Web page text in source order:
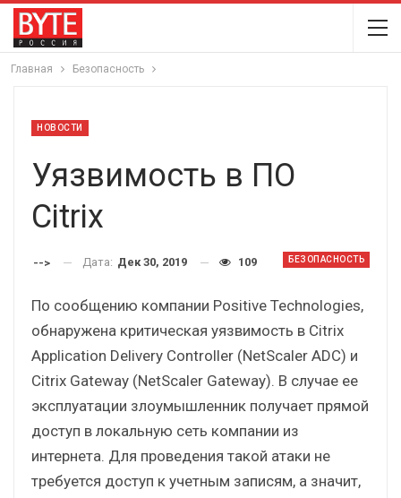
Главная Безопасность
НОВОСТИ
Уязвимость в ПО
Citrix
БЕЗОПАСНОСТЬ
--> Дата: Дек 30, 2019 109
По сообщению компании Positive Technologies,
обнаружена критическая уязвимость в Citrix
Application Delivery Controller (NetScaler ADС) и
Citrix Gateway (NetScaler Gateway). В случае ее
эксплуатации злоумышленник получает прямой
доступ в локальную сеть компании из
интернета. Для проведения такой атаки не
требуется доступ к учетным записям, а значит,